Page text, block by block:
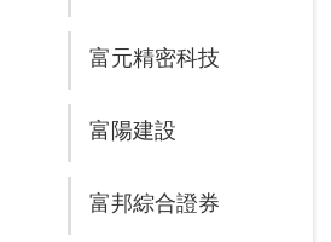
富元精密科技
富陽建設
富邦綜合證券